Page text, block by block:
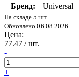
Бренд:
Universal
На складе 5 шт.
Обновлено 06.08.2026
Цена:
77.47 / шт.
-
+